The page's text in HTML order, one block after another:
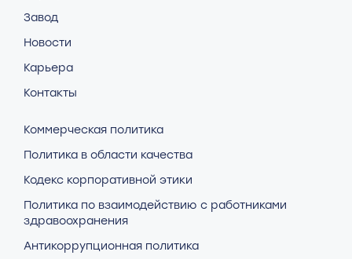
Завод
Новости
Карьера
Контакты
Коммерческая политика
Политика в области качества
Кодекс корпоративной этики
Политика по взаимодействию с работниками
здравоохранения
Антикоррупционная политика